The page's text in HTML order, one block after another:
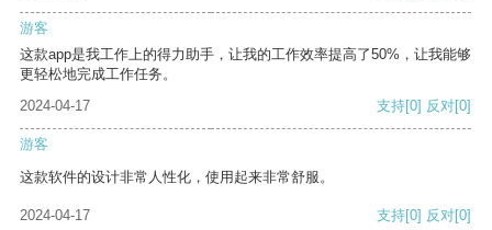
游客
这款app是我工作上的得力助手，让我的工作效率提高了50%，让我能够
更轻松地完成工作任务。
2024-04-17
支持[0] 反对[0]
游客
这款软件的设计非常人性化，使用起来非常舒服。
2024-04-17 支持[0] 反对[0]